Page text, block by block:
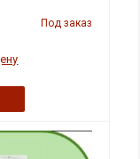
Под заказ